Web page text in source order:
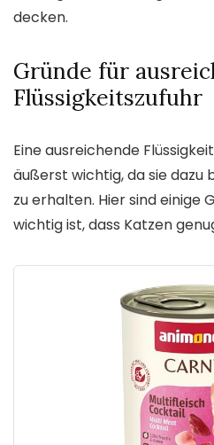
decken.
Gründe für
Flüssigkeitszufuhr
Eine ausreichende
äußerst wichtig, da sie dazu
zu erhalten. Hier sind einige
wichtig ist, dass Katzen